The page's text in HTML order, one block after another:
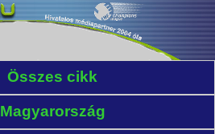
Összes cikk
Magyarország